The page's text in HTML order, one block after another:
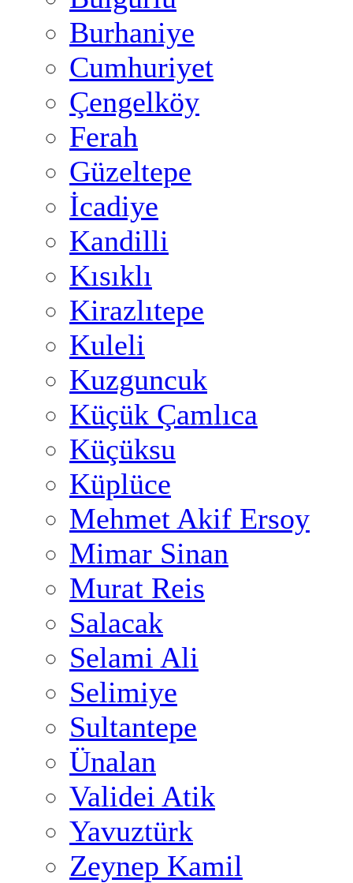
Burhaniye
Cumhuriyet
Çengelköy
Ferah
Güzeltepe
İcadiye
Kandilli
Kısıklı
Kirazlıtepe
Kuleli
Kuzguncuk
Küçük Çamlıca
Küçüksu
Küplüce
Mehmet Akif Ersoy
Mimar Sinan
Murat Reis
Salacak
Selami Ali
Selimiye
Sultantepe
Ünalan
Validei Atik
Yavuztürk
Zeynep Kamil